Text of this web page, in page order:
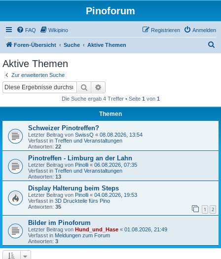
Pinoforum
FAQ Wikipino Anmelden
Registrieren
Foren-Übersicht Suche Aktive Themen
Aktive Themen
Zur erweiterten Suche
Suche
Die Suche ergab 4 Treffer • Seite 1 von 1
Themen
Schweizer Pinotreffen?
Letzter Beitrag von SwissQ « 08.08.2026, 13:54
Verfasst in Treffen und Veranstaltungen
Antworten: 22
Pinotreffen - Limburg an der Lahn
Letzter Beitrag von Pinolli « 06.08.2026, 07:35
Verfasst in Treffen und Veranstaltungen
Antworten: 13
Display Halterung beim Steps
Letzter Beitrag von Pinolli « 04.08.2026, 19:53
Verfasst in 3D Druckteile fürs Pino
Antworten: 35 1 2
Bilder im Pinoforum
Letzter Beitrag von Hund_und_Hase « 01.08.2026, 21:49
Verfasst in Meldungen zum Forum
Antworten: 3